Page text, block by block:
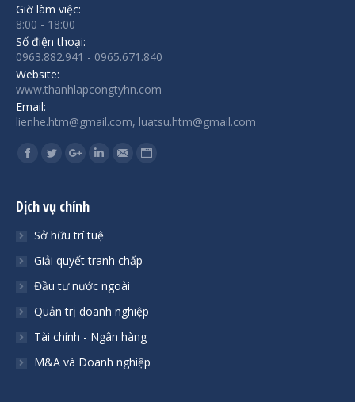
Giờ làm việc:
8:00 - 18:00
Số điện thoại:
0963.882.941 - 0965.671.840
Website:
www.thanhlapcongtyhn.com
Email:
lienhe.htm@gmail.com, luatsu.htm@gmail.com
Find us on:
Facebook
Twitter MailWebsite
Dịch vụ chính
Sở hữu trí tuệ
Giải quyết tranh chấp
Đầu tư nước ngoài
Quản trị doanh nghiệp
Tài chính - Ngân hàng
M&A và Doanh nghiệp